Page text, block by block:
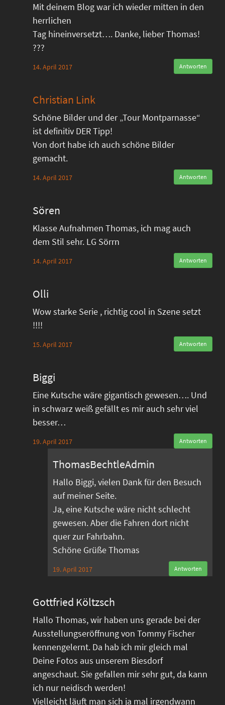
Mit deinem Blog war ich wieder mitten in den
herrlichen
Tag hineinversetzt…. Danke, lieber Thomas!
???
14. April 2017 Antworten
Christian Link
Schöne Bilder und der „Tour Montparnasse“
ist definitiv DER Tipp!
Von dort habe ich auch schöne Bilder
gemacht.
14. April 2017 Antworten
Sören
Klasse Aufnahmen Thomas, ich mag auch
dem Stil sehr. LG Sörrn
14. April 2017 Antworten
Olli
Wow starke Serie , richtig cool in Szene setzt
!!!!
15. April 2017 Antworten
Biggi
Eine Kutsche wäre gigantisch gewesen…. Und
in schwarz weiß gefällt es mir auch sehr viel
besser…
19. April 2017 Antworten
ThomasBechtleAdmin
Hallo Biggi, vielen Dank für den Besuch
auf meiner Seite.
Ja, eine Kutsche wäre nicht schlecht
gewesen. Aber die Fahren dort nicht
quer zur Fahrbahn.
Schöne Grüße Thomas
19. April 2017 Antworten
Gottfried Költzsch
Hallo Thomas, wir haben uns gerade bei der
Ausstellungseröffnung von Tommy Fischer
kennengelernt. Da hab ich mir gleich mal
Deine Fotos aus unserem Biesdorf
angeschaut. Sie gefallen mir sehr gut, da kann
ich nur neidisch werden!
Vielleicht läuft man sich ja mal irgendwann